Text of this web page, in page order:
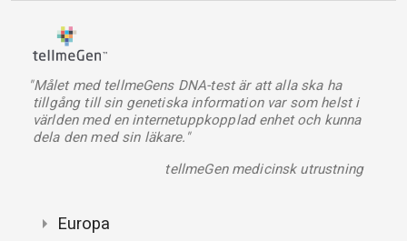
"Målet med tellmeGens DNA-test är att alla ska ha
tillgång till sin genetiska information var som helst i
världen med en internetuppkopplad enhet och kunna
dela den med sin läkare."
tellmeGen medicinsk utrustning
Europa